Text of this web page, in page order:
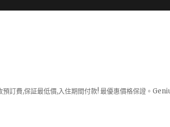
訂費,保証最低價,入住期間付款! 最優惠價格保證。